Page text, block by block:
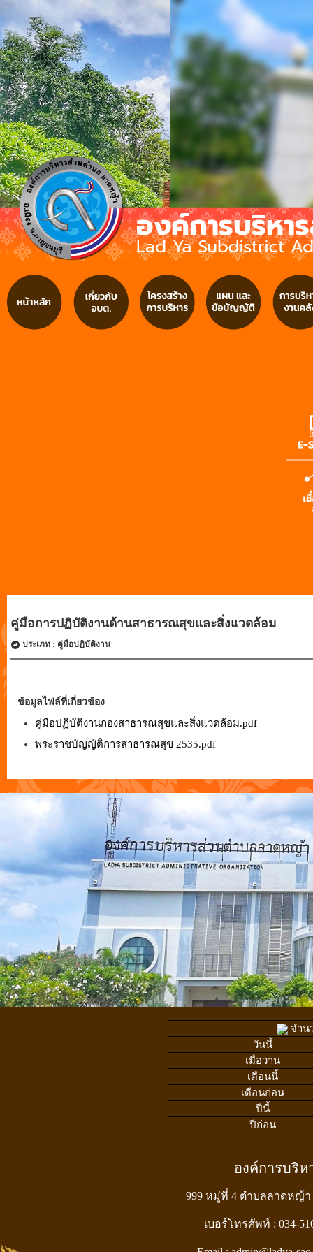
คู่มือการปฏิบัติงานด้านสาธารณสุขและสิ่งแวดล้อม
ประเภท : คู่มือปฏิบัติงาน
ข้อมูลไฟล์ที่เกี่ยวข้อง
คู่มือปฏิบัติงานกองสาธารณสุขและสิ่งแวดล้อม.pdf
พระราชบัญญัติการสาธารณสุข 2535.pdf
จำน
วันนี้
เมื่อวาน
เดือนนี้
เดือนก่อน
ปีนี้
ปีก่อน
องค์การบริ
999 หมู่ที่ 4 ตำบลลาดหญ้า
เบอร์โทรศัพท์ : 034-